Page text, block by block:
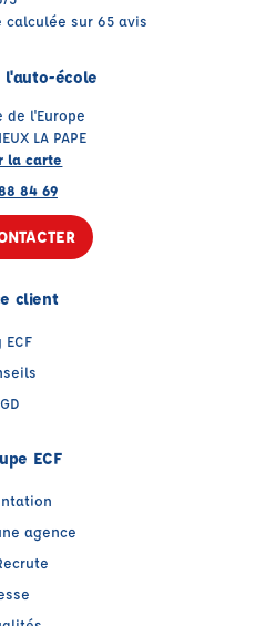
calculée sur 65 avis
l'auto-école
de l'Europe
LA PAPE
la carte
84 69
client
ECF
ECF
agence